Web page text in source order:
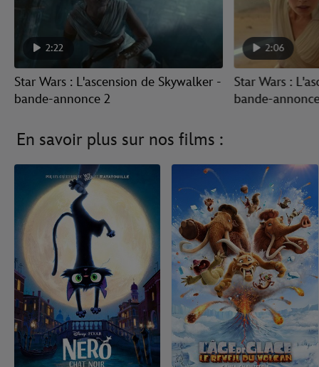
2:22
Star Wars : L'ascension de Skywalker -
bande-annonce 2
2:06
Star Wars :
bande-
En savoir plus sur nos films :